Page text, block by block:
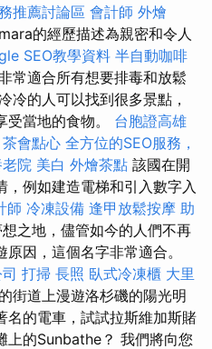
推薦討論區 會計師 外燴
的經歷描述為親密和令人
SEO教學資料 半自動咖啡
常適合所有想要排毒和放鬆
冷的人可以找到很多景點，
當地的食物。 台胞證高雄
茶會點心 全方位的SEO服務，
院 美白 外燴茶點 該國在開
例如建造電梯和引入數字入
師 冷凍設備 逢甲放鬆按摩 助
之地，儘管如今的人們不再
因，這個名字非常適合。
打掃 長照 臥式冷凍櫃 大里
街道上漫遊洛杉磯的陽光明
名的電車，試試拉斯維加斯賭
上的Sunbathe？ 我們將向您